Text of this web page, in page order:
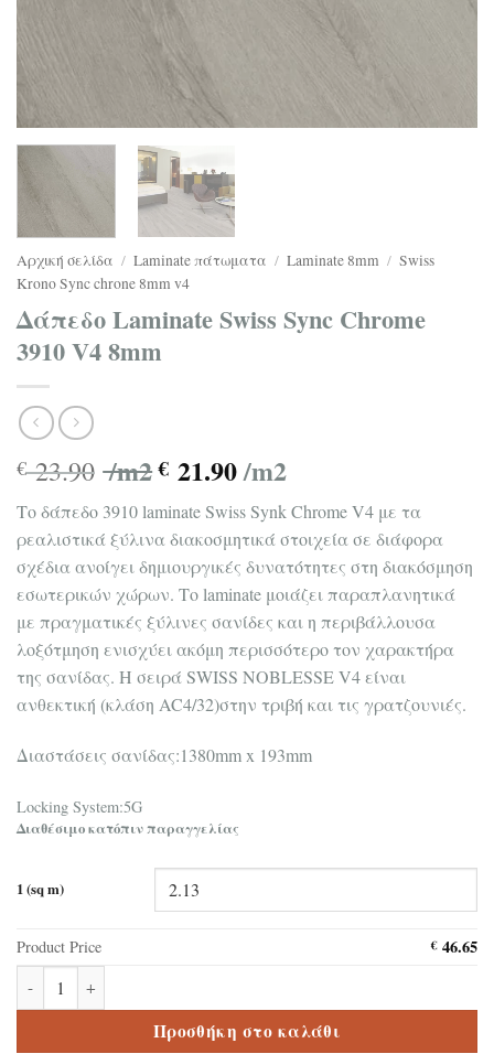
Αρχική σελίδα / Laminate πάτωματα / Laminate 8mm / Swiss
Krono Sync chrone 8mm v4
Δάπεδο Laminate Swiss Sync Chrome
3910 V4 8mm
€23.90 /m2 € 21.90/m2
Tο δάπεδο 3910 laminate Swiss Synk Chrome V4 με τα
ρεαλιστικά ξύλινα διακοσμητικά στοιχεία σε διάφορα
σχέδια ανοίγει δημιουργικές δυνατότητες στη διακόσμηση
εσωτερικών χώρων. Το laminate μοιάζει παραπλανητικά
με πραγματικές ξύλινες σανίδες και η περιβάλλουσα
λοξότμηση ενισχύει ακόμη περισσότερο τον χαρακτήρα
της σανίδας. Η σειρά SWISS NOBLESSE V4 είναι
ανθεκτική (κλάση AC4/32)στην τριβή και τις γρατζουνιές.
Διαστάσεις σανίδας:1380mm x 193mm
Locking System:5G
Διαθέσιμο κατόπιν παραγγελίας
1 (sq m)
Product Price €46.65
Δάπεδο Laminate Swiss Sync Chrome 3910 V4 8mm ποσότητα
Προσθήκη στο καλάθι